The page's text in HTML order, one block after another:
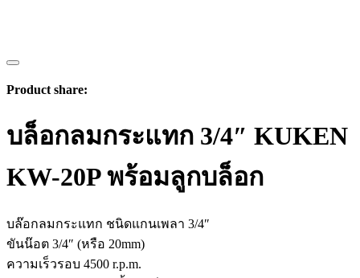
Product share:
บล็อกลมกระแทก 3/4″ KUKEN
KW-20P พร้อมลูกบล็อก
บล๊อกลมกระแทก ชนิดแกนเพลา 3/4″
ขันน๊อต 3/4″ (หรือ 20mm)
ความเร็วรอบ 4500 r.p.m.